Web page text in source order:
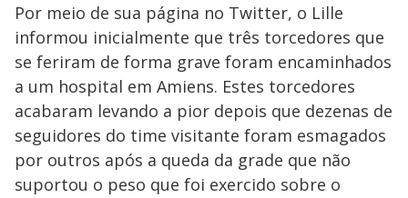
Por meio de sua página no Twitter, o Lille
informou inicialmente que três torcedores que
se feriram de forma grave foram encaminhados
a um hospital em Amiens. Estes torcedores
acabaram levando a pior depois que dezenas de
seguidores do time visitante foram esmagados
por outros após a queda da grade que não
suportou o peso que foi exercido sobre o